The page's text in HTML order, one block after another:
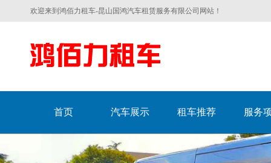
欢迎来到鸿佰力租车-昆山国鸿汽车租赁服务有限公司网站！
首页 汽车展示 租车推荐 服务